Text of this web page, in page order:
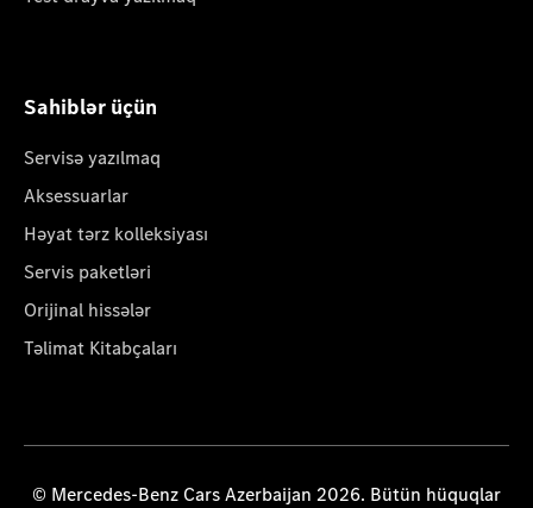
Sahiblər üçün
Servisə yazılmaq
Aksessuarlar
Həyat tərz kolleksiyası
Servis paketləri
Orijinal hissələr
Təlimat Kitabçaları
© Mercedes-Benz Cars Azerbaijan 2026. Bütün hüquqlar